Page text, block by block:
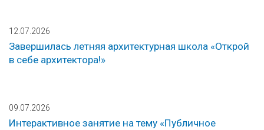
12.07.2026
Завершилась летняя архитектурная школа «Открой
в себе архитектора!»
09.07.2026
Интерактивное занятие на тему «Публичное